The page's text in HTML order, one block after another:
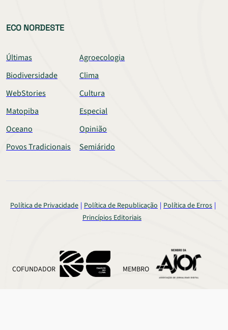
ECO NORDESTE
Últimas
Agroecologia
Biodiversidade
Clima
WebStories
Cultura
Matopiba
Especial
Oceano
Opinião
Povos Tradicionais
Semiárido
Política de Privacidade Política de Republicação Política de Erros
Princípios Editoriais
COFUNDADOR MEMBRO